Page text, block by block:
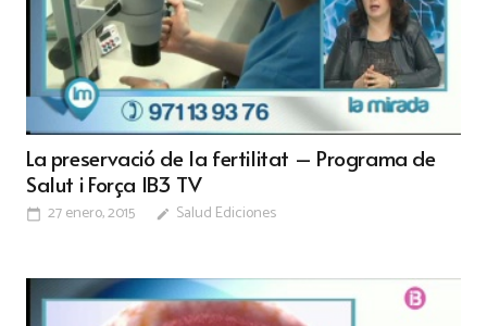
La preservació de la fertilitat – Programa de
Salut i Força IB3 TV
calendar_today 27 enero, 2015 edit Salud Ediciones